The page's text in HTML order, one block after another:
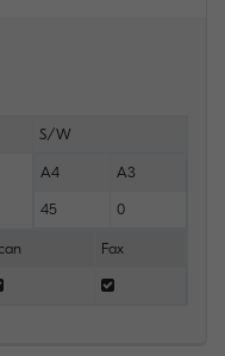
S/W
A4 A3
45 0
Fax